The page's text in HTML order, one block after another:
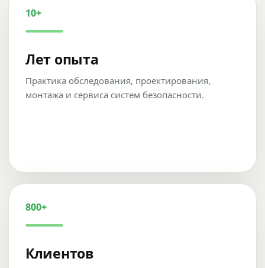
10+
Лет опыта
Практика обследования, проектирования,
монтажа и сервиса систем безопасности.
800+
Клиентов